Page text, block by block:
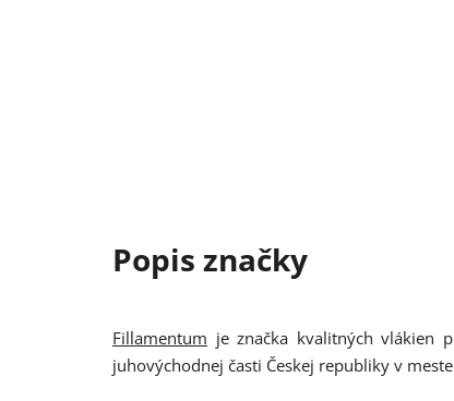
Fillamentum je značka kvalitných vlákien
juhovýchodnej časti Českej republiky v